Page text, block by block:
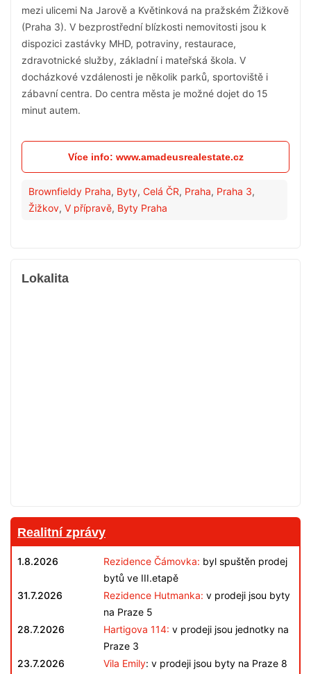
mezi ulicemi Na Jarově a Květinková na pražském Žižkově
(Praha 3). V bezprostřední blízkosti nemovitosti jsou k
dispozici zastávky MHD, potraviny, restaurace,
zdravotnické služby, základní i mateřská škola. V
docházkové vzdálenosti je několik parků, sportoviště i
zábavní centra. Do centra města je možné dojet do 15
minut autem.
Více info: www.amadeusrealestate.cz
Brownfieldy Praha, Byty, Celá ČR, Praha, Praha 3,
Žižkov, V přípravě, Byty Praha
Lokalita
Realitní zprávy
1.8.2026 Rezidence Čámovka: byl spuštěn prodej
bytů ve III.etapě
31.7.2026
Rezidence Hutmanka: v prodeji jsou byty
na Praze 5
28.7.2026
Hartigova 114: v prodeji jsou jednotky na
Praze 3
23.7.2026
Vila Emily: v prodeji jsou byty na Praze 8